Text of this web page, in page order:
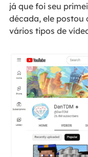
já que foi seu
década, ele postou
vários tipos de